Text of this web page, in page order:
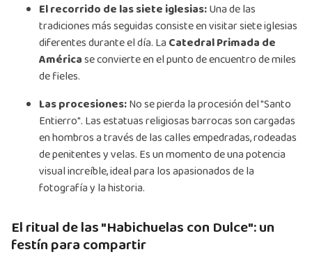
El recorrido de las siete iglesias:Una de las
tradiciones más seguidas consiste en visitar siete iglesias
diferentes durante el día. La Catedral Primada de
Américase convierte en el punto de encuentro de miles
de fieles.
Las procesiones:No se pierda la procesión del "Santo
Entierro". Las estatuas religiosas barrocas son cargadas
en hombros a través de las calles empedradas, rodeadas
de penitentes y velas. Es un momento de una potencia
visual increíble, ideal para los apasionados de la
fotografía y la historia.
El ritual de las "Habichuelas con Dulce": un
festín para compartir